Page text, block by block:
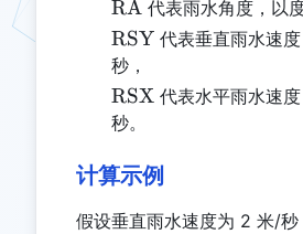
\text{RA}
RA 代表雨水角度，以
\text{RSY}
RSY 代表垂直雨水速
秒，
\text{RSX}
RSX 代表水平雨水速
秒。
计算示例
假设垂直雨水速度为 2 米/秒